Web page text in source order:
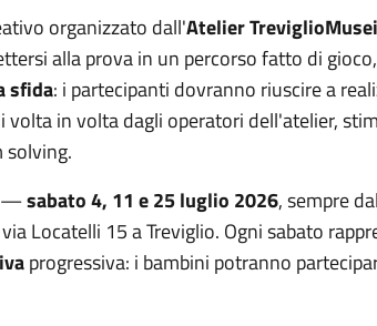
organizzato dall'Atelier TreviglioMusei
alla prova in un percorso fatto di
sfida: i partecipanti dovranno riuscire a
in volta dagli operatori dell'atelier,
solving.
—sabato 4, 11 e 25 luglio 2026, sempre
Locatelli 15 a Treviglio. Ogni sabato
progressiva: i bambini potranno